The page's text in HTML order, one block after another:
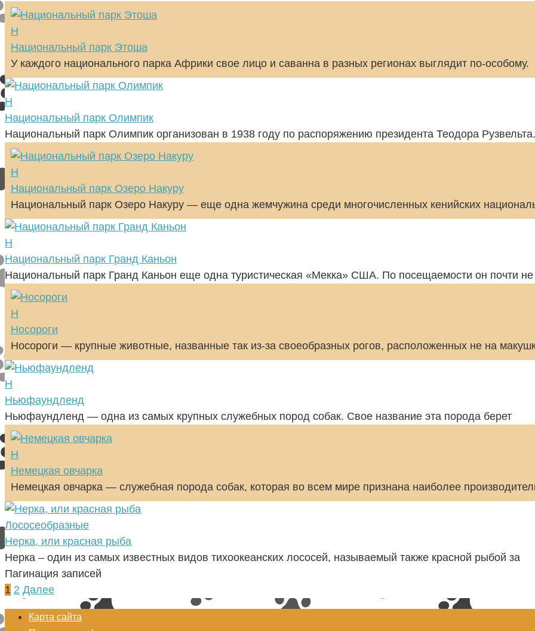
Н
Национальный парк Этоша
У каждого национального парка Африки свое лицо и саванна в разных регионах выглядит по-особому.
Н
Национальный парк Олимпик
Национальный парк Олимпик организован в 1938 году по распоряжению президента Теодора
Н
Национальный парк Озеро Накуру
Национальный парк Озеро Накуру — еще одна жемчужина среди многочисленных кенийских
Н
Национальный парк Гранд Каньон
Национальный парк Гранд Каньон еще одна туристическая «Мекка» США. По посещаемости он почти не
Н
Носороги
Носороги — крупные животные, названные так из-за своеобразных рогов, расположенных не на
Н
Ньюфаундленд
Ньюфаундленд — одна из самых крупных служебных пород собак. Свое название эта порода берет
Н
Немецкая овчарка
Немецкая овчарка — служебная порода собак, которая во всем мире признана наиболее
Лососеобразные
Нерка, или красная рыба
Нерка – один из самых известных видов тихоокеанских лососей, называемый также красной рыбой за
Пагинация записей
1 2 Далее
Карта сайта